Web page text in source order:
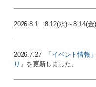
2026.8.1 8.12(水)～8.14(金)
2026.7.27 「イベント情報」
り 』を更新しました。